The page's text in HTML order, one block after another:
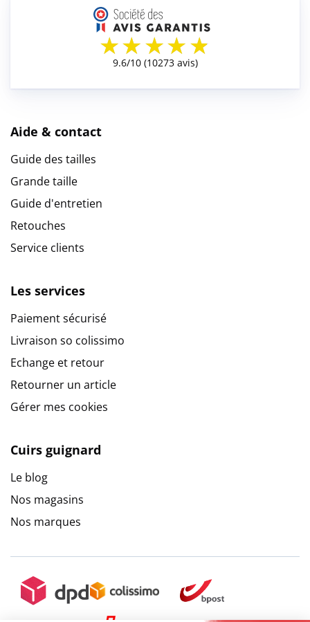
Aide & contact
Guide des tailles
Grande taille
Guide d'entretien
Retouches
Service clients
Les services
Paiement sécurisé
Livraison so colissimo
Echange et retour
Retourner un article
Gérer mes cookies
Cuirs guignard
Le blog
Nos magasins
Nos marques